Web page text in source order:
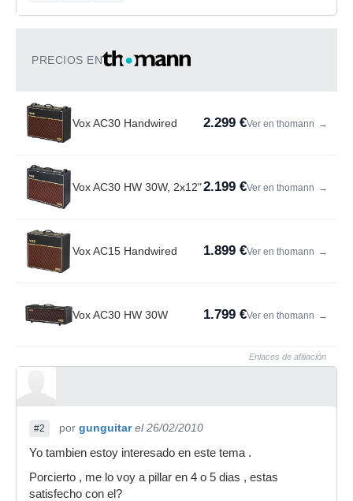
PRECIOS EN
Vox AC30 Handwired 2.299 €Ver en thomann →
Vox AC30 HW 30W, 2x12"2.199 €Ver en thomann →
Vox AC15 Handwired 1.899 €Ver en thomann →
Vox AC30 HW 30W 1.799 €Ver en thomann →
Enlaces de afiliación
#2 por gunguitar el 26/02/2010
Yo tambien estoy interesado en este tema .
Porcierto , me lo voy a pillar en 4 o 5 dias , estas
satisfecho con el?